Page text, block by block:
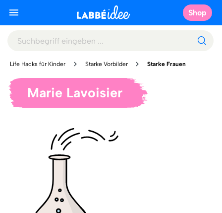
Shop
Life Hacks für Kinder Starke Vorbilder Starke Frauen
Marie Lavoisier